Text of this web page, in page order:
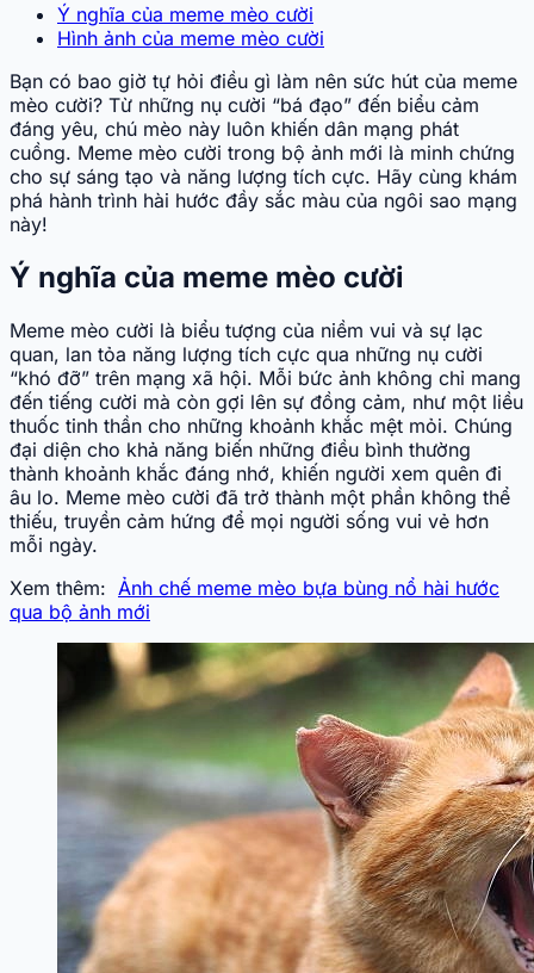
Ý nghĩa của meme mèo cười
Hình ảnh của meme mèo cười
Bạn có bao giờ tự hỏi điều gì làm nên sức hút của meme
mèo cười? Từ những nụ cười “bá đạo” đến biểu cảm
đáng yêu, chú mèo này luôn khiến dân mạng phát
cuồng. Meme mèo cười trong bộ ảnh mới là minh chứng
cho sự sáng tạo và năng lượng tích cực. Hãy cùng khám
phá hành trình hài hước đầy sắc màu của ngôi sao mạng
này!
Ý nghĩa của meme mèo cười
Meme mèo cười là biểu tượng của niềm vui và sự lạc
quan, lan tỏa năng lượng tích cực qua những nụ cười
“khó đỡ” trên mạng xã hội. Mỗi bức ảnh không chỉ mang
đến tiếng cười mà còn gợi lên sự đồng cảm, như một liều
thuốc tinh thần cho những khoảnh khắc mệt mỏi. Chúng
đại diện cho khả năng biến những điều bình thường
thành khoảnh khắc đáng nhớ, khiến người xem quên đi
âu lo. Meme mèo cười đã trở thành một phần không thể
thiếu, truyền cảm hứng để mọi người sống vui vẻ hơn
mỗi ngày.
Xem thêm: Ảnh chế meme mèo bựa bùng nổ hài hước
qua bộ ảnh mới